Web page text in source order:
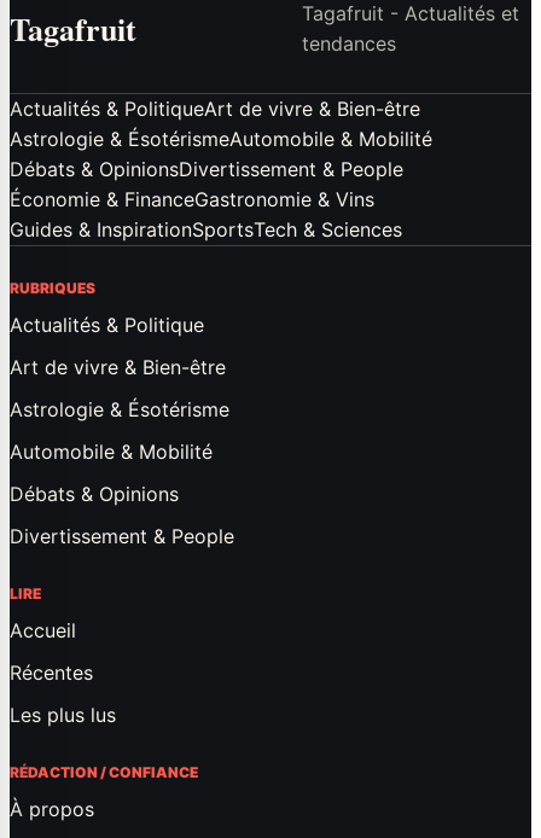
Tagafruit
Tagafruit - Actualités et
tendances
Actualités & PolitiqueArt de vivre & Bien-être
Astrologie & ÉsotérismeAutomobile & Mobilité
Débats & OpinionsDivertissement & People
Économie & FinanceGastronomie & Vins
Guides & InspirationSportsTech & Sciences
RUBRIQUES
Actualités & Politique
Art de vivre & Bien-être
Astrologie & Ésotérisme
Automobile & Mobilité
Débats & Opinions
Divertissement & People
LIRE
Accueil
Récentes
Les plus lus
RÉDACTION / CONFIANCE
À propos